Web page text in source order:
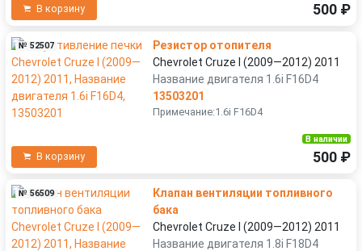
В корзину 500 ₽
№ 52507
Резистор отопителя
Chevrolet Cruze I (2009—2012) 2011
Название двигателя 1.6i F16D4
13503201
Примечание:1.6i F16D4
В корзину
В наличии
500 ₽
№ 56509
Клапан вентиляции топливного
бака
Chevrolet Cruze I (2009—2012) 2011
Название двигателя 1.8i F18D4